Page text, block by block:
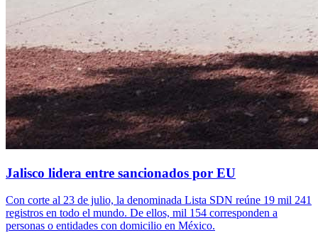
Jalisco lidera entre sancionados por EU
Con corte al 23 de julio, la denominada Lista SDN reúne 19 mil 241
registros en todo el mundo. De ellos, mil 154 corresponden a
personas o entidades con domicilio en México.